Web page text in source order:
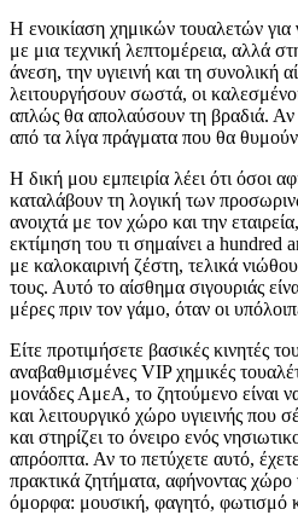
Η ενοικίαση χημικών τουαλετών για
με μια τεχνική λεπτομέρεια, αλλά
άνεση, την υγιεινή και τη
λειτουργήσουν σωστά, οι
απλώς θα απολαύσουν τη βραδιά. Αν
από τα λίγα πράγματα που θα
Η δική μου εμπειρία λέει ότι όσοι
καταλάβουν τη λογική των
ανοιχτά με τον χώρο και την
εκτίμηση του τι σημαίνει a
με καλοκαιρινή ζέστη, τελικά
τους. Αυτό το αίσθημα σιγουριάς
μέρες πριν τον γάμο, όταν οι
Είτε προτιμήσετε βασικές κινητές
αναβαθμισμένες VIP χημικές
μονάδες ΑμεΑ, το ζητούμενο είναι
και λειτουργικό χώρο υγιεινής που
και στηρίζει το όνειρο ενός
απρόοπτα. Αν το πετύχετε αυτό,
πρακτικά ζητήματα, αφήνοντας χώρο
όμορφα: μουσική, φαγητό, φωτισμό